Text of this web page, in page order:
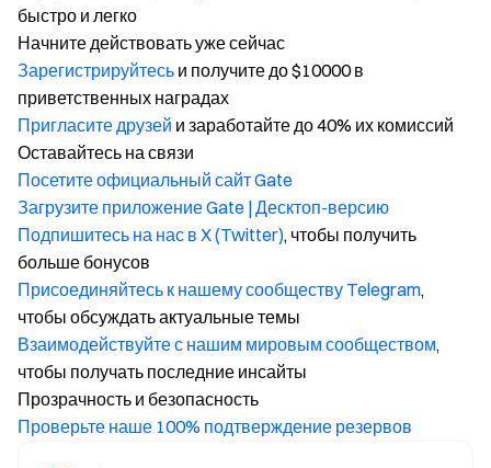
быстро и легко
Начните действовать уже сейчас
Зарегистрируйтесь и получите до $10000 в
приветственных наградах
Пригласите друзей и заработайте до 40% их комиссий
Оставайтесь на связи
Посетите официальный сайт Gate
Загрузите приложение Gate | Десктоп-версию
Подпишитесь на нас в X (Twitter), чтобы получить
больше бонусов
Присоединяйтесь к нашему сообществу Telegram,
чтобы обсуждать актуальные темы
Взаимодействуйте с нашим мировым сообществом,
чтобы получать последние инсайты
Прозрачность и безопасность
Проверьте наше 100% подтверждение резервов